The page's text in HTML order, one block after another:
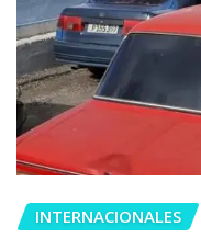
INTERNACIONALES